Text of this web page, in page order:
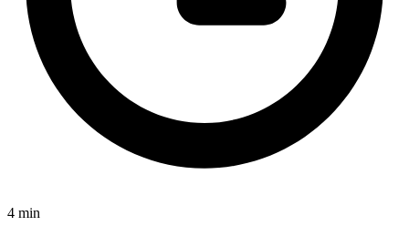
4 min